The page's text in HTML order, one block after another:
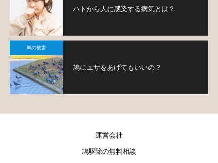
ハトから人に感染する病気とは？
鳩の被害
鳩にエサをあげてもいいの？
運営会社
鳩駆除の無料相談